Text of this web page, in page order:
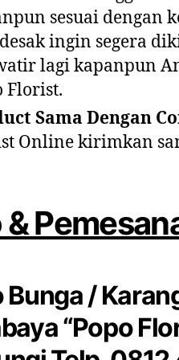
sesuai dengan
ingin segera
lagi kapanpun
Florist.
Sama Dengan
Online kirimkan
Bunga /
“Popo